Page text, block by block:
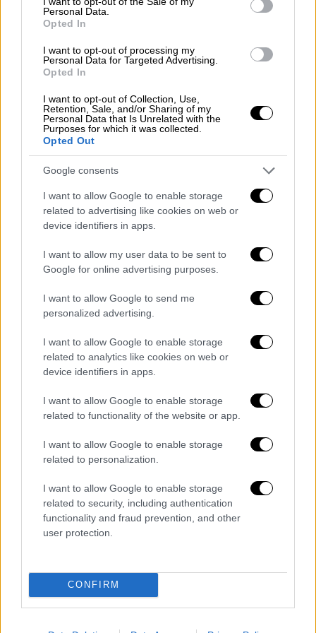
Personal Data.
Opted In
I want to opt-out of processing my
Personal Data for Targeted Advertising.
Opted In
I want to opt-out of Collection, Use,
Retention, Sale, and/or Sharing of my
Personal Data that Is Unrelated with the
Purposes for which it was collected.
Opted Out
Google consents
I want to allow Google to enable storage
related to advertising like cookies on web or
device identifiers in apps.
I want to allow my user data to be sent to
Google for online advertising purposes.
I want to allow Google to send me
personalized advertising.
I want to allow Google to enable storage
related to analytics like cookies on web or
device identifiers in apps.
I want to allow Google to enable storage
related to functionality of the website or app.
I want to allow Google to enable storage
related to personalization.
I want to allow Google to enable storage
related to security, including authentication
functionality and fraud prevention, and other
user protection.
CONFIRM
Άμεσα αναμένεται να δημιουργηθεί και η
σχετική πλατφόρμα που θα «κουμπώσει»
μέσω του gov.gr ώστε να είναι προσβάσιμη
Σε ό,τι αφορά στηδιαδικασία χορήγησης του
voucher «Dentist Pass», οι γονείς θα πρέπει
να κάνουν τα παρακάτω βήματα:
Ένας εκ των δύο γονέων υποβάλλει αίτηση
για την έκδοση της κάρτας χρηματοδότησης
μέσω του gov.gr ή μέσω των ΚΕΠ στην
Ηλεκτρονική Πλατφόρμα του
Προγράμματος. Έπειτα η κάρτα θα
αποθηκεύεται στο ψηφιακό πορτοφόλι του
κινητού του δικαιούχου γονέα και θα μπορεί
να χρησιμοποιηθεί στα POS όλων των
Κάθεvoucherπου θα ενεργοποιείται θα έχει
έξιμήνες.
Οι οδοντίατροι
παροχής υπηρεσιών
δυνατότητα συμμετοχής θα έχουν
όσοι
προϋπόθεση όμως να διαθέτουν POS
καταχωρημένο. Κατά την επίσκεψη
χρεώνεται η κάρτα του ασθενούς
άλλες γραφειοκρατικές διαδικασίες.
Το ποσό που θα εισπράττουν οι οδοντίατροι